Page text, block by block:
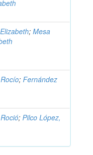
;Mesa
;Fernández
;Pilco López,